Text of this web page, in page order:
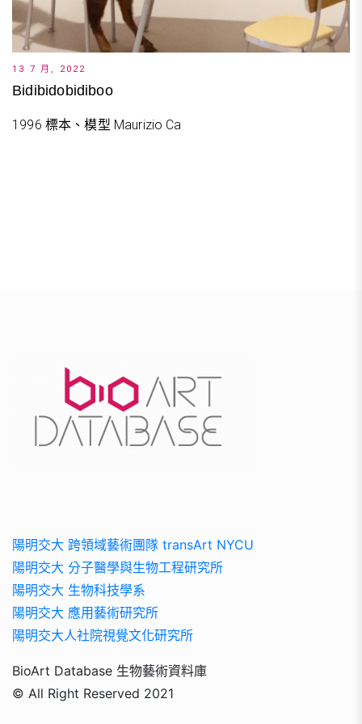
13 7 月, 2022
Bidibidobidiboo
1996 標本、模型 Maurizio Ca
陽明交大 跨領域藝術團隊 transArt NYCU
陽明交大 分子醫學與生物工程研究所
陽明交大 生物科技學系
陽明交大 應用藝術研究所
陽明交大人社院視覺文化研究所
BioArt Database 生物藝術資料庫
© All Right Reserved 2021